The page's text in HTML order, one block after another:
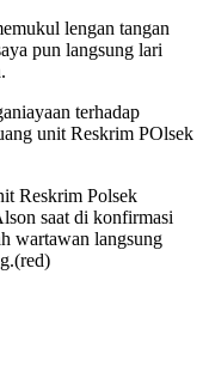
lengan tangan
pun langsung lari
terhadap
unit Reskrim POlsek
Reskrim Polsek
saat di konfirmasi
wartawan langsung